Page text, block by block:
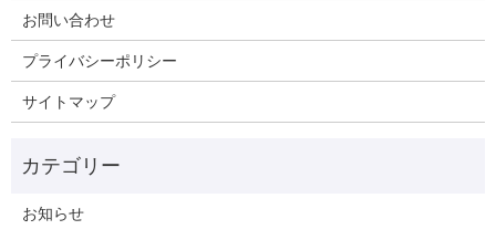
お問い合わせ
プライバシーポリシー
サイトマップ
お知らせ